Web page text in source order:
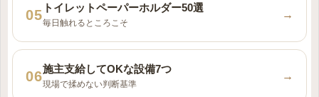
トイレットペーパーホルダー50選
毎日触れるところこそ
→
施主支給してOKな設備7つ
現場で揉めない判断基準
→